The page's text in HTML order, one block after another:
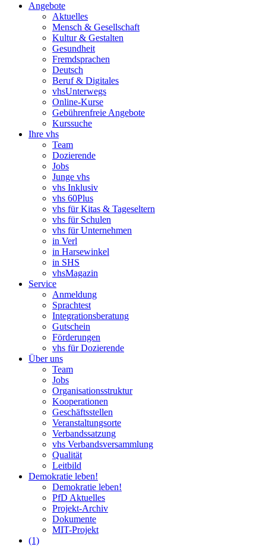
Angebote
Aktuelles
Mensch & Gesellschaft
Kultur & Gestalten
Gesundheit
Fremdsprachen
Deutsch
Beruf & Digitales
vhsUnterwegs
Online-Kurse
Gebührenfreie Angebote
Kurssuche
Ihre vhs
Team
Dozierende
Jobs
Junge vhs
vhs Inklusiv
vhs 60Plus
vhs für Kitas & Tageseltern
vhs für Schulen
vhs für Unternehmen
in Verl
in Harsewinkel
in SHS
vhsMagazin
Service
Anmeldung
Sprachtest
Integrationsberatung
Gutschein
Förderungen
vhs für Dozierende
Über uns
Team
Jobs
Organisationsstruktur
Kooperationen
Geschäftsstellen
Veranstaltungsorte
Verbandssatzung
vhs Verbandsversammlung
Qualität
Leitbild
Demokratie leben!
Demokratie leben!
PfD Aktuelles
Projekt-Archiv
Dokumente
MIT-Projekt
(1)